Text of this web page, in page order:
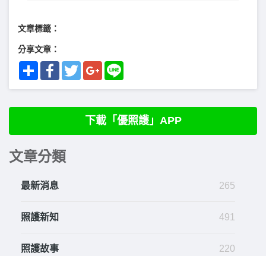
文章標籤：
分享文章：
Share FacebookTwitterGoogle+
下載「優照護」APP
文章分類
最新消息 265
照護新知 491
照護故事 220